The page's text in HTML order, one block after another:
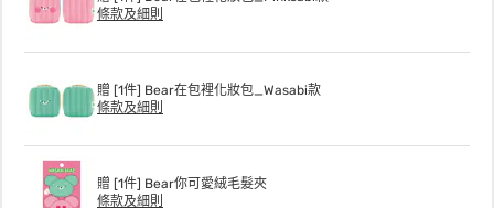
條款及細則
贈 [1件] Bear在包裡化妝包_Wasabi款
條款及細則
贈 [1件] Bear你可愛絨毛髮夾
條款及細則